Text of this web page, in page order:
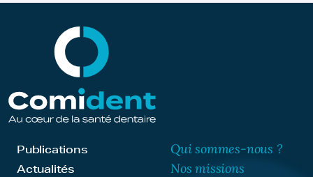
Publications
Actualités
Qui sommes-nous ?
Nos missions